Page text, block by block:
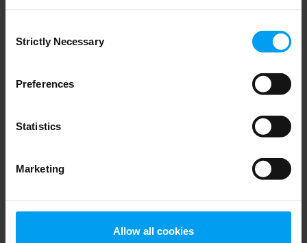
Selection
Strictly Necessary
Preferences
Statistics
Marketing
Allow all cookies
Puhujat